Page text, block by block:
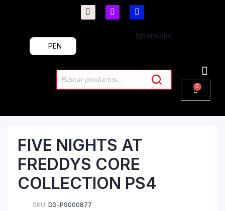
[gtranslate]
PEN
FIVE NIGHTS AT
FREDDYS CORE
COLLECTION PS4
SKU: DG-PS000877